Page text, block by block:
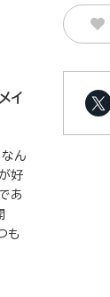
イ
なん
好
あ
も